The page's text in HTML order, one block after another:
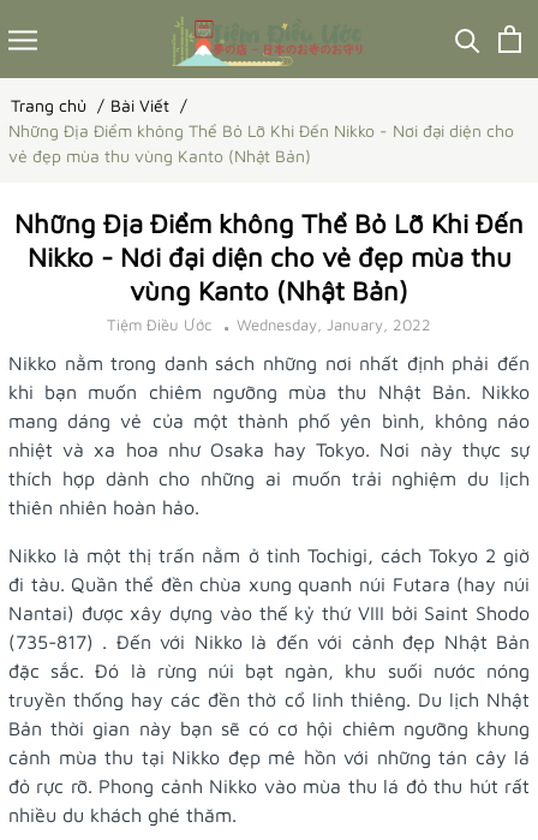
Trang chủ
Bài Viết
Những Địa Điểm không Thể Bỏ Lỡ Khi Đến Nikko - Nơi đại diện cho
vẻ đẹp mùa thu vùng Kanto (Nhật Bản)
Những Địa Điểm không Thể Bỏ Lỡ Khi Đến
Nikko - Nơi đại diện cho vẻ đẹp mùa thu
vùng Kanto (Nhật Bản)
Tiệm Điều Ước Wednesday, January, 2022
Nikko nằm trong danh sách những nơi nhất định phải đến
khi bạn muốn chiêm ngưỡng mùa thu Nhật Bản. Nikko
mang dáng vẻ của một thành phố yên bình, không náo
nhiệt và xa hoa như Osaka hay Tokyo. Nơi này thực sự
thích hợp dành cho những ai muốn trải nghiệm du lịch
thiên nhiên hoàn hảo.
Nikko là một thị trấn nằm ở tỉnh Tochigi, cách Tokyo 2 giờ
đi tàu. Quần thể đền chùa xung quanh núi Futara (hay núi
Nantai) được xây dựng vào thế kỷ thứ VIII bởi Saint Shodo
(735-817) . Đến với Nikko là đến với cảnh đẹp Nhật Bản
đặc sắc. Đó là rừng núi bạt ngàn, khu suối nước nóng
truyền thống hay các đền thờ cổ linh thiêng. Du lịch Nhật
Bản thời gian này bạn sẽ có cơ hội chiêm ngưỡng khung
cảnh mùa thu tại Nikko đẹp mê hồn với những tán cây lá
đỏ rực rỡ. Phong cảnh Nikko vào mùa thu lá đỏ thu hút rất
nhiều du khách ghé thăm.